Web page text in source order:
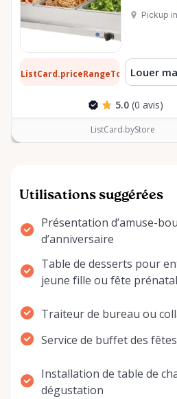
bacsPickup
ListCard.priceRangeTo par jour
Louer
5.0 (0 avis)
ListCard.byStore
Utilisations suggérées
Présentation d’amuse-
d’anniversaire
Table de desserts pour
jeune fille ou fête
Traiteur de bureau ou
Service de buffet des fêtes
Installation de table de
dégustation